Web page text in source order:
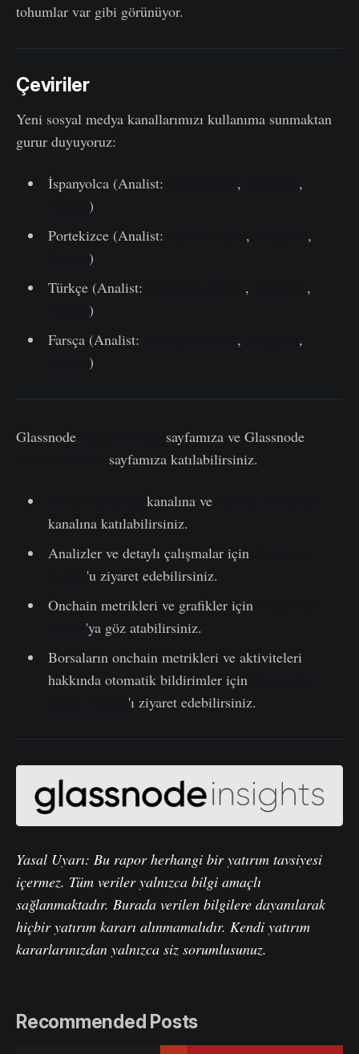
tohumlar var gibi görünüyor.
Çeviriler
Yeni sosyal medya kanallarımızı kullanıma sunmaktan
gurur duyuyoruz:
İspanyolca (Analist: ,
,
)
Portekizce (Analist:
,
,
)
Türkçe (Analist:
,
,
)
Farsça (Analist:
,
,
)
Glassnode
sayfamıza ve Glassnode
sayfamıza katılabilirsiniz.
kanalına ve
kanalına katılabilirsiniz.
Analizler ve detaylı çalışmalar için
'u ziyaret edebilirsiniz.
Onchain metrikleri ve grafikler için
'ya göz atabilirsiniz.
Borsaların onchain metrikleri ve aktiviteleri
hakkında otomatik bildirimler için
'ı ziyaret edebilirsiniz.
Yasal Uyarı: Bu rapor herhangi bir yatırım tavsiyesi
içermez. Tüm veriler yalnızca bilgi amaçlı
sağlanmaktadır. Burada verilen bilgilere dayanılarak
hiçbir yatırım kararı alınmamalıdır. Kendi yatırım
kararlarınızdan yalnızca siz sorumlusunuz.
Recommended Posts